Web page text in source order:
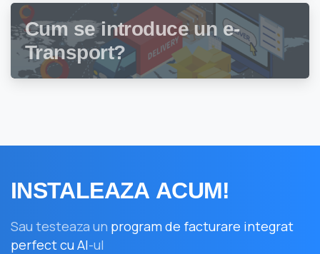
Cum se introduce un e-
Transport?
INSTALEAZA ACUM!
Sau testeaza un program de facturare integrat
perfect cu AI-ul